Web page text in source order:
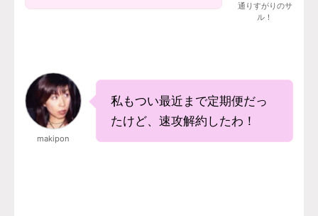
通りすがりのサ
ル！
makipon
私もつい最近まで定期便だっ
たけど、速攻解約したわ！